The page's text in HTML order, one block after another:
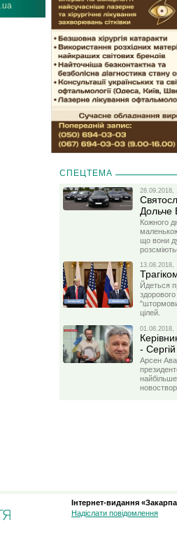
СПЕЦТЕМА
28.09.2018,
Дольче
Кожного
що вони
13.08.2018,
Йдеться
цілей.
01.08.2018,
-
Арсен
Інтернет-видання
Надіслати повідомлення